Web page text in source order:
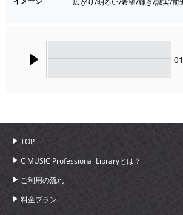
広がり/明るい/希望/輝き/誠実/前
TOP
C MUSIC Professional Libraryとは？
ご利用の流れ
料金プラン